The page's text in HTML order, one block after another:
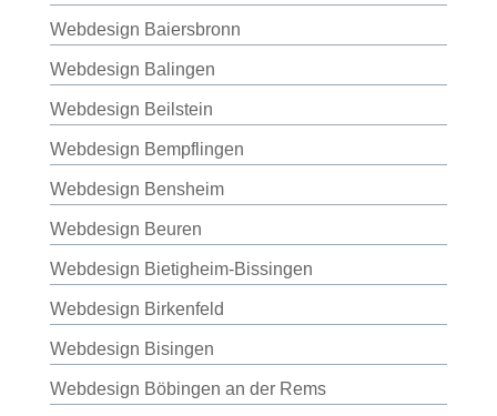
Webdesign Baiersbronn
Webdesign Balingen
Webdesign Beilstein
Webdesign Bempflingen
Webdesign Bensheim
Webdesign Beuren
Webdesign Bietigheim-Bissingen
Webdesign Birkenfeld
Webdesign Bisingen
Webdesign Böbingen an der Rems